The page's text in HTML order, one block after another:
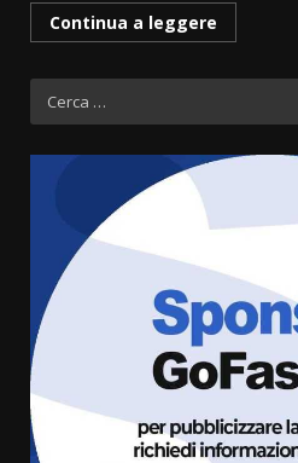
Continua a leggere
Ricerca
per:
La magia del
assoluta de
Belvedere.
6 Agosto 2026